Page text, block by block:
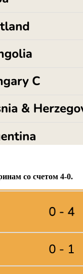
со счетом 4-0.